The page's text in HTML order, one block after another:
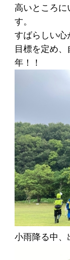
高いところ
す。
すばらしい心
目標を定め
年！！
小雨降る中、